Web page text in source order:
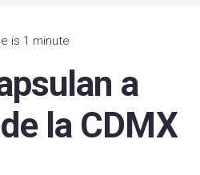
is 1 minute
a
la CDMX